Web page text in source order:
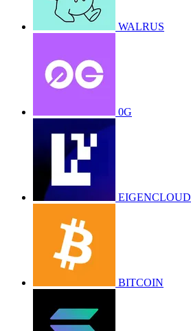
WALRUS
0G
EIGENCLOUD
BITCOIN